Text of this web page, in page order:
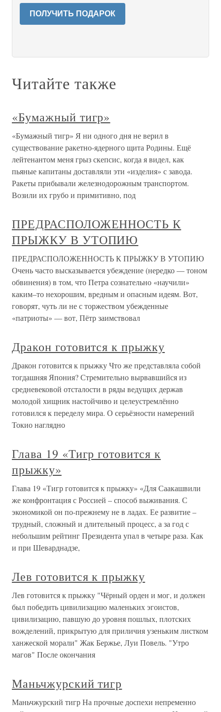
ПОЛУЧИТЬ ПОДАРОК
Читайте также
«Бумажный тигр»
«Бумажный тигр» Я ни одного дня не верил в
существование ракетно-ядерного щита Родины. Ещё
лейтенантом меня грыз скепсис, когда я видел, как
пьяные капитаны доставляли эти «изделия» с завода.
Ракеты прибывали железнодорожным транспортом.
Возили их грубо и примитивно, под
ПРЕДРАСПОЛОЖЕННОСТЬ К
ПРЫЖКУ В УТОПИЮ
ПРЕДРАСПОЛОЖЕННОСТЬ К ПРЫЖКУ В УТОПИЮ
Очень часто высказывается убеждение (нередко — тоном
обвинения) в том, что Петра сознательно «научили»
каким–то нехорошим, вредным и опасным идеям. Вот,
говорят, чуть ли не с торжеством убежденные
«патриоты» — вот, Пётр заимствовал
Дракон готовится к прыжку
Дракон готовится к прыжку Что же представляла собой
тогдашняя Япония? Стремительно вырвавшийся из
средневековой отсталости в ряды ведущих держав
молодой хищник настойчиво и целеустремлённо
готовился к переделу мира. О серьёзности намерений
Токио наглядно
Глава 19 «Тигр готовится к
прыжку»
Глава 19 «Тигр готовится к прыжку» «Для Саакашвили
же конфронтация с Россией – способ выживания. С
экономикой он по-прежнему не в ладах. Ее развитие –
трудный, сложный и длительный процесс, а за год с
небольшим рейтинг Президента упал в четыре раза. Как
и при Шеварднадзе,
Лев готовится к прыжку
Лев готовится к прыжку "Чёрный орден и мог, и должен
был победить цивилизацию маленьких эгоистов,
цивилизацию, павшую до уровня пошлых, плотских
вожделений, прикрытую для приличия узеньким листком
ханжеской морали" Жак Бержье, Луи Повель. "Утро
магов" После окончания
Маньчжурский тигр
Маньчжурский тигр На прочные доспехи непременно